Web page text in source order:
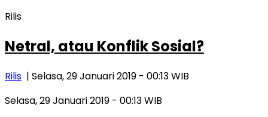
Rilis
Netral, atau Konflik Sosial?
Rilis | Selasa, 29 Januari 2019 - 00:13 WIB
Selasa, 29 Januari 2019 - 00:13 WIB